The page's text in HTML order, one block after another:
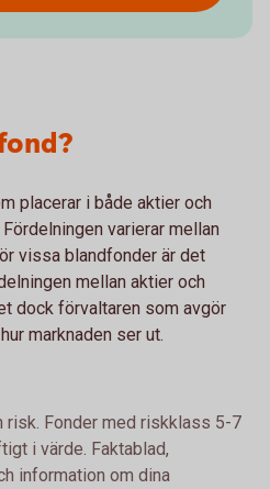
placerar i både aktier och
varierar mellan
vissa blandfonder är det
mellan aktier och
dock förvaltaren som avgör
marknaden ser ut.
risk. Fonder med riskklass 5-7
i värde. Faktablad,
information om dina